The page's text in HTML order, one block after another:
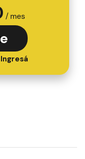
/ mes
Ingresá